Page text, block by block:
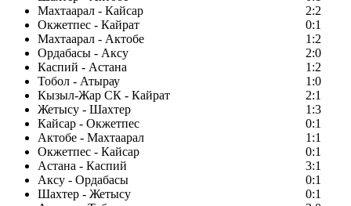
Махтаарал - Кайсар
2:2
Окжетпес - Кайрат
0:1
Махтаарал - Актобе
1:2
Ордабасы - Аксу
2:0
Каспий - Астана
1:2
Тобол - Атырау
1:0
Кызыл-Жар СК - Кайрат
2:1
Жетысу - Шахтер
1:3
Кайсар - Окжетпес
0:1
Актобе - Махтаарал
1:1
Окжетпес - Кайсар
0:1
Астана - Каспий
3:1
Аксу - Ордабасы
0:1
Шахтер - Жетысу
0:1